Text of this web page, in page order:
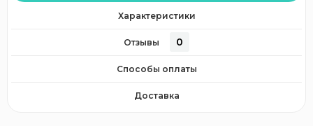
Характеристики
Отзывы 0
Способы оплаты
Доставка